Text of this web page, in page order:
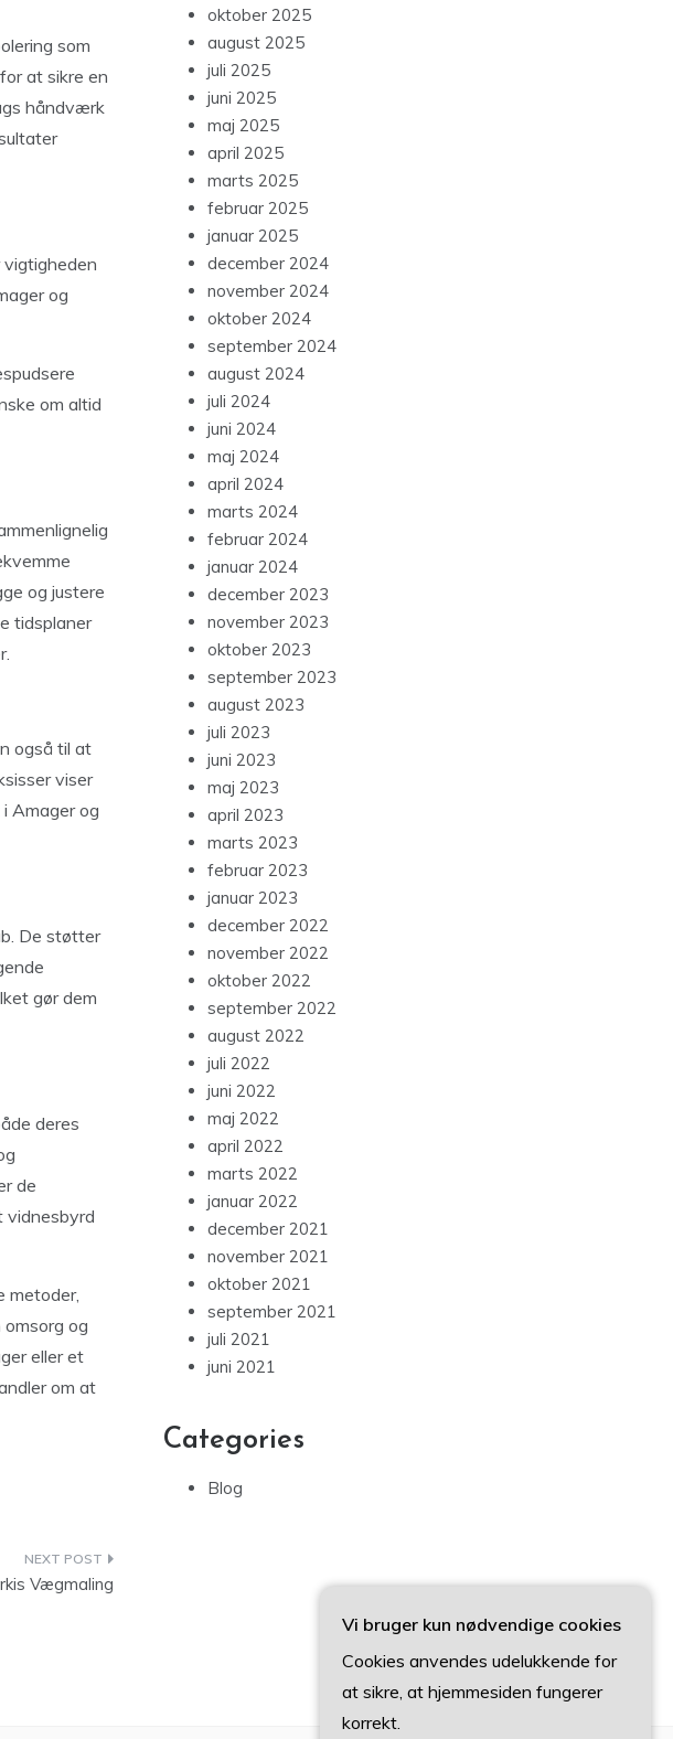
som
at sikre en
håndværk
vigtigheden
og
om altid
og justere
tidsplaner
også til at
viser
Amager og
De støtter
gør dem
deres
de
vidnesbyrd
metoder,
og
eller et
om at
Vægmaling
oktober 2025
august 2025
juli 2025
juni 2025
maj 2025
april 2025
marts 2025
februar 2025
januar 2025
december 2024
november 2024
oktober 2024
september 2024
august 2024
juli 2024
juni 2024
maj 2024
april 2024
marts 2024
februar 2024
januar 2024
december 2023
november 2023
oktober 2023
september 2023
august 2023
juli 2023
juni 2023
maj 2023
april 2023
marts 2023
februar 2023
januar 2023
december 2022
november 2022
oktober 2022
september 2022
august 2022
juli 2022
juni 2022
maj 2022
april 2022
marts 2022
januar 2022
december 2021
november 2021
oktober 2021
september 2021
juli 2021
juni 2021
Categories
Blog
Vi bruger kun nødvendige cookies
Cookies anvendes udelukkende for
at sikre, at hjemmesiden fungerer
korrekt.